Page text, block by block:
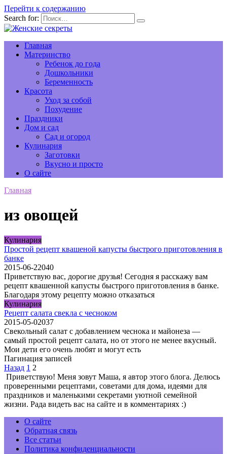
Перейти к содержанию
Search for:
Главная
Материнство
Ребенок до года
Дошкольники
Беременность
Красота
Уход за собой
Похудение
Праздники
Дом и сад
Сад и огород
Кулинария
Заготовки
Вкусно и просто
О сайте
Главная
из овощей
Кулинария
Простой рецепт квашеной капусты быстрого приготовления в
банке
2015-06-22040
Приветствую вас, дорогие друзья! Сегодня я расскажу вам
рецепт квашенной капусты быстрого приготовления в банке.
Благодаря этому рецепту можно отказаться
Кулинария
Рецепт салата свекла с чесноком
2015-05-02037
Свекольный салат с добавлением чеснока и майонеза —
самый простой рецепт салата, но от этого не менее вкусный.
Мои дети его очень любят и могут есть
Пагинация записей
Назад 1 2
Приветствую! Меня зовут Маша, я автор этого блога. Делюсь
проверенными рецептами, советами для дома, идеями для
праздников и маленькими секретами уютной семейной
жизни. Рада видеть вас на сайте и в комментариях :)
О сайте
Обратная связь
Все статьи
Политика конфиденциальности